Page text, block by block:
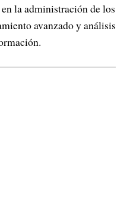
la administración de los
avanzado y análisis